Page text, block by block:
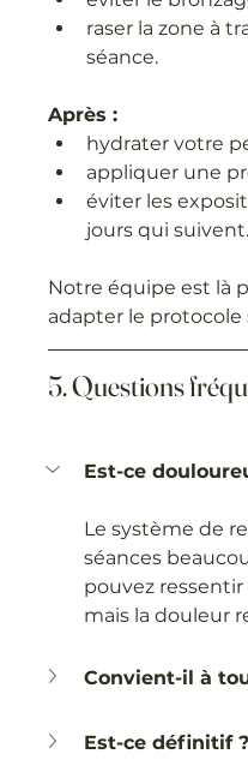
raser la zone à
séance.
Après :
hydrater votre
appliquer une
éviter les
jours qui suivent.
Notre équipe est là
adapter le protocole
5. Questions
Est-ce
Le système de
séances
pouvez
mais la douleur
Convient-il à
Est-ce définitif ?